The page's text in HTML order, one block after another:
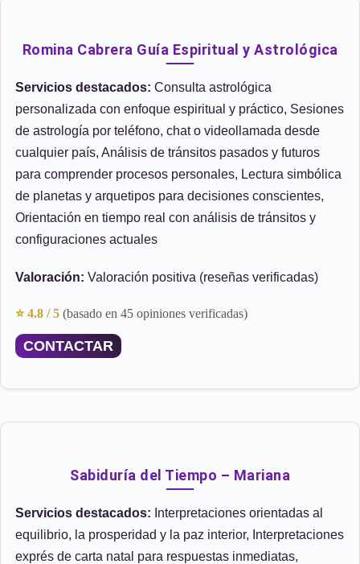
Romina Cabrera Guía Espiritual y Astrológica
Servicios destacados: Consulta astrológica
personalizada con enfoque espiritual y práctico, Sesiones
de astrología por teléfono, chat o videollamada desde
cualquier país, Análisis de tránsitos pasados y futuros
para comprender procesos personales, Lectura simbólica
de planetas y arquetipos para decisiones conscientes,
Orientación en tiempo real con análisis de tránsitos y
configuraciones actuales
Valoración: Valoración positiva (reseñas verificadas)
⭐ 4.8 / 5 (basado en 45 opiniones verificadas)
CONTACTAR
Sabiduría del Tiempo – Mariana
Servicios destacados: Interpretaciones orientadas al
equilibrio, la prosperidad y la paz interior, Interpretaciones
exprés de carta natal para respuestas inmediatas,